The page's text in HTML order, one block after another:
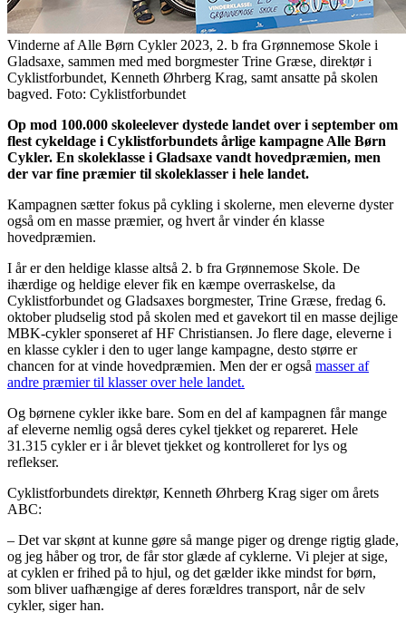
Vinderne af Alle Børn Cykler 2023, 2. b fra Grønnemose Skole i
Gladsaxe, sammen med med borgmester Trine Græse, direktør i
Cyklistforbundet, Kenneth Øhrberg Krag, samt ansatte på skolen
bagved. Foto: Cyklistforbundet
Op mod 100.000 skoleelever dystede landet over i september om
flest cykeldage i Cyklistforbundets årlige kampagne Alle Børn
Cykler. En skoleklasse i Gladsaxe vandt hovedpræmien, men
der var fine præmier til skoleklasser i hele landet.
Kampagnen sætter fokus på cykling i skolerne, men eleverne dyster
også om en masse præmier, og hvert år vinder én klasse
hovedpræmien.
I år er den heldige klasse altså 2. b fra Grønnemose Skole. De
ihærdige og heldige elever fik en kæmpe overraskelse, da
Cyklistforbundet og Gladsaxes borgmester, Trine Græse, fredag 6.
oktober pludselig stod på skolen med et gavekort til en masse dejlige
MBK-cykler sponseret af HF Christiansen. Jo flere dage, eleverne i
en klasse cykler i den to uger lange kampagne, desto større er
chancen for at vinde hovedpræmien. Men der er også masser af
andre præmier til klasser over hele landet.
Og børnene cykler ikke bare. Som en del af kampagnen får mange
af eleverne nemlig også deres cykel tjekket og repareret. Hele
31.315 cykler er i år blevet tjekket og kontrolleret for lys og
reflekser.
Cyklistforbundets direktør, Kenneth Øhrberg Krag siger om årets
ABC:
– Det var skønt at kunne gøre så mange piger og drenge rigtig glade,
og jeg håber og tror, de får stor glæde af cyklerne. Vi plejer at sige,
at cyklen er frihed på to hjul, og det gælder ikke mindst for børn,
som bliver uafhængige af deres forældres transport, når de selv
cykler, siger han.